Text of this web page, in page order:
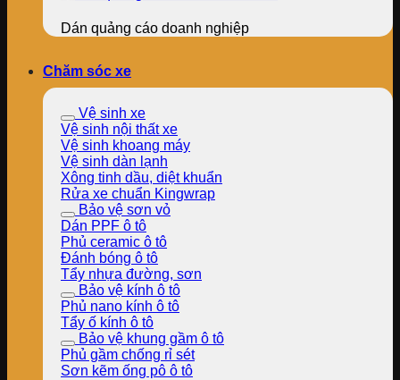
Dán quảng cáo doanh nghiệp
Chăm sóc xe
Vệ sinh xe
Vệ sinh nội thất xe
Vệ sinh khoang máy
Vệ sinh dàn lạnh
Xông tinh dầu, diệt khuẩn
Rửa xe chuẩn Kingwrap
Bảo vệ sơn vỏ
Dán PPF ô tô
Phủ ceramic ô tô
Đánh bóng ô tô
Tẩy nhựa đường, sơn
Bảo vệ kính ô tô
Phủ nano kính ô tô
Tẩy ố kính ô tô
Bảo vệ khung gầm ô tô
Phủ gầm chống rỉ sét
Sơn kẽm ống pô ô tô